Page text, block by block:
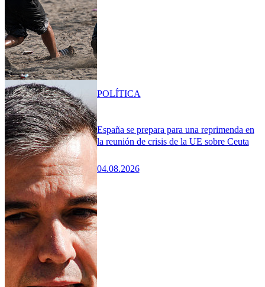
España se prepara para una reprimenda en
la reunión de crisis de la UE sobre Ceuta
04.08.2026
POLÍTICA